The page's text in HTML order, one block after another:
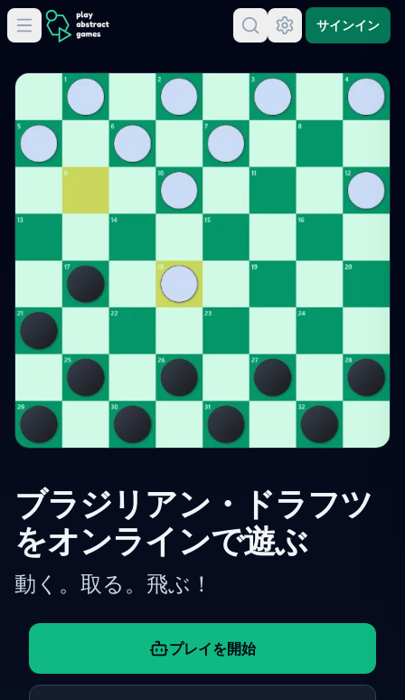
サインイン
ブラジリアン・ドラフツ
をオンラインで遊ぶ
動く。取る。飛ぶ！
プレイを開始